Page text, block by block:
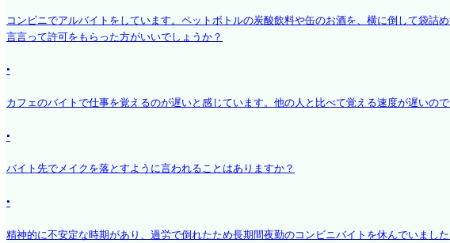
コンビニでアルバイトをしています。ペットボトルの炭酸飲料や缶のお酒を、横に倒して袋
言言って許可をもらった方がいいでしょうか？
·
カフェのバイトで仕事を覚えるのが遅いと感じています。他の人と比べて覚える速度が遅いの
·
バイト先でメイクを落とすように言われることはありますか？
·
精神的に不安定な時期があり、過労で倒れたため長期間夜勤のコンビニバイトを休んでいま